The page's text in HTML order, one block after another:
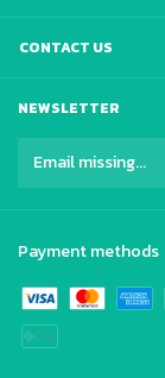
CONTACT US
NEWSLETTER
Payment methods